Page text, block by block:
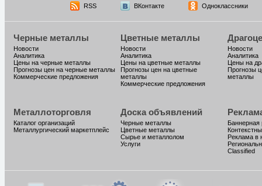
RSS ВКонтакте Одноклассники
Черные металлы
Новости
Аналитика
Цены на черные металлы
Прогнозы цен на черные металлы
Коммерческие предложения
Цветные металлы
Новости
Аналитика
Цены на цветные металлы
Прогнозы цен на цветные
металлы
Коммерческие предложения
Новости
Аналитика
Цены на
Прогнозы
металлы
Металлоторговля
Каталог организаций
Металлургический маркетплейс
Доска объявлений
Черные металлы
Цветные металлы
Сырье и металлолом
Услуги
Баннерная
Реклама в
Classified